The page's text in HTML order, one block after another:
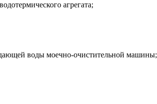
агрегата;
воды моечно-очистительной машины;